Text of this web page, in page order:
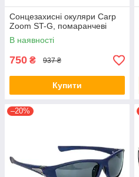
Сонцезахисні окуляри Carp
Zoom ST-G, помаранчеві
В наявності
750 ₴ 937 ₴
Купити
–20%